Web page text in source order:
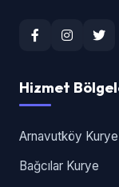
Hizmet
Arnavutköy Kurye
Bağcılar Kurye